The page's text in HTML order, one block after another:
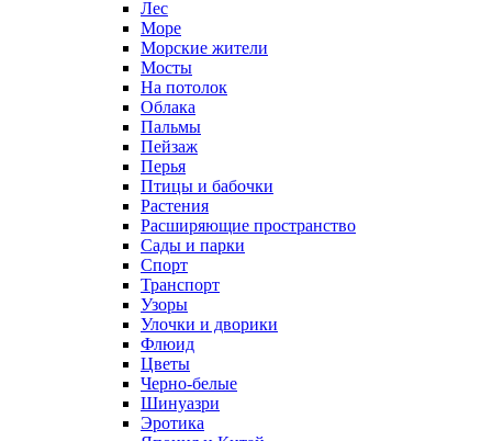
Лес
Море
Морские жители
Мосты
На потолок
Облака
Пальмы
Пейзаж
Перья
Птицы и бабочки
Растения
Расширяющие пространство
Сады и парки
Спорт
Транспорт
Узоры
Улочки и дворики
Флюид
Цветы
Черно-белые
Шинуазри
Эротика